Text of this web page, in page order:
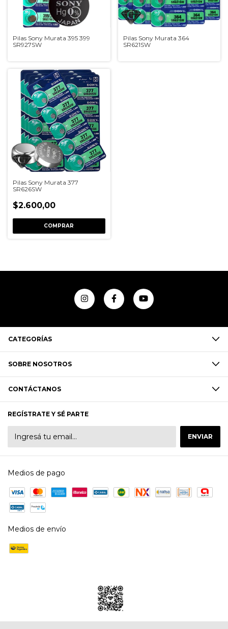
Pilas Sony Murata 395 399
SR927SW
Pilas Sony Murata 364
SR621SW
Pilas Sony Murata 377
SR626SW
$2.600,00
COMPRAR
CATEGORÍAS
SOBRE NOSOTROS
CONTÁCTANOS
REGÍSTRATE Y SÉ PARTE
Medios de pago
Medios de envío